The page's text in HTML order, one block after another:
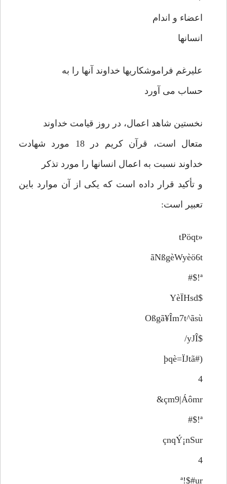
اعضاء و اندام
انسانها
علیرغم فراموشکاریها خداوند آنها را به
حساب می آورد
نخستین شاهد اعمال، در روز قیامت خداوند
متعال است، قرآن کریم در 18 مورد شهادت
خداوند نسبت به اعمال انسانها را مورد تذکر
و تأکید قرار داده است که یکی از آن موارد باین
تعبیر است:
«tPöqt
ãNßgèWyèö6t
ª!$#
$YèÏHsd
Oßgã¥Îm7t^ãsù
$yJÎ/
(#þqè=ÏJtã
4
çm9|Áômr&
ª!$#
çnqÝ¡nSur
4
ª!$#ur